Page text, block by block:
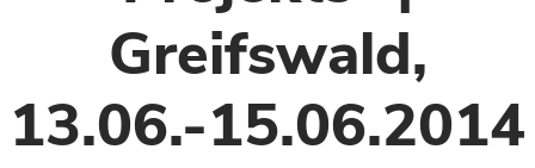
Greifswald,
13.06.-15.06.2014